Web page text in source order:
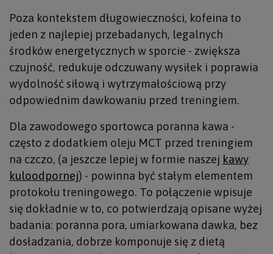
Poza kontekstem długowieczności, kofeina to
jeden z najlepiej przebadanych, legalnych
środków energetycznych w sporcie - zwiększa
czujność, redukuje odczuwany wysiłek i poprawia
wydolność siłową i wytrzymałościową przy
odpowiednim dawkowaniu przed treningiem.
Dla zawodowego sportowca poranna kawa -
często z dodatkiem oleju MCT przed treningiem
na czczo, (a jeszcze lepiej w formie naszej kawy
kuloodpornej) - powinna być stałym elementem
protokołu treningowego. To połączenie wpisuje
się dokładnie w to, co potwierdzają opisane wyżej
badania: poranna pora, umiarkowana dawka, bez
dosładzania, dobrze komponuje się z dietą